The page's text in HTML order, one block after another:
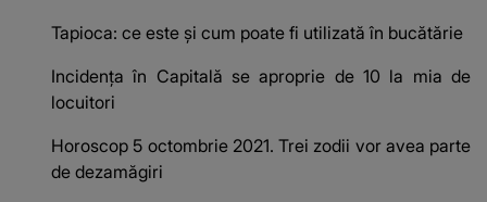
Tapioca: ce este și cum poate fi utilizată în bucătărie
Incidența în Capitală se aproprie de 10 la mia de
locuitori
Horoscop 5 octombrie 2021. Trei zodii vor avea parte
de dezamăgiri